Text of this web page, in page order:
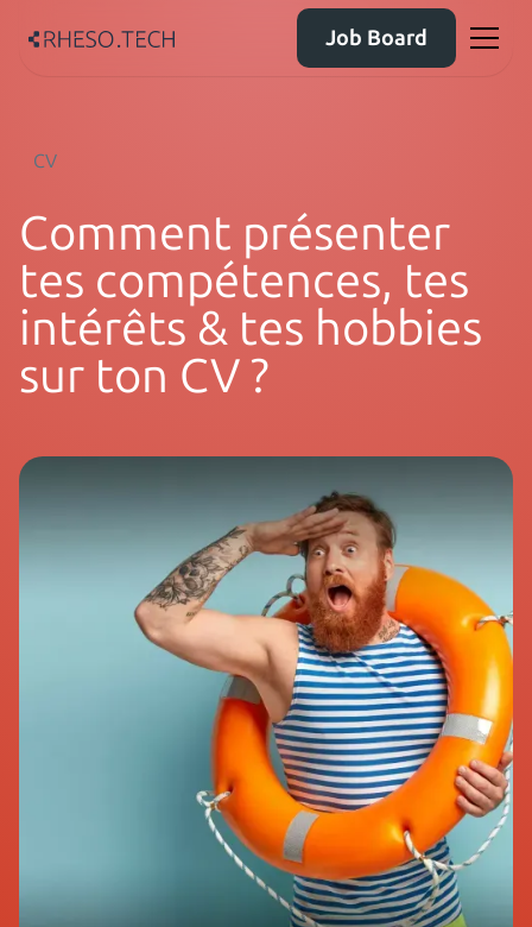
Job Board
CV
Comment présenter
tes compétences, tes
intérêts & tes hobbies
sur ton CV ?